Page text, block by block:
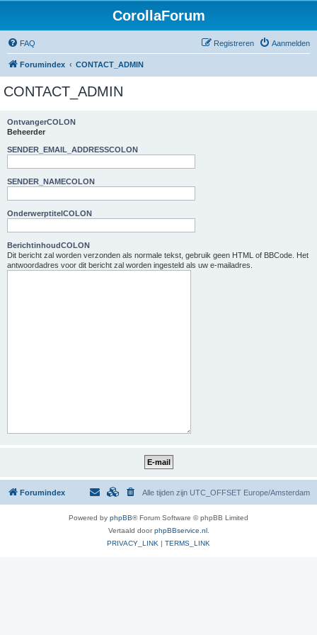
CorollaForum
FAQ Aanmelden
Registreren
Forumindex CONTACT_ADMIN
CONTACT_ADMIN
OntvangerCOLON
Beheerder
SENDER_EMAIL_ADDRESSCOLON
SENDER_NAMECOLON
OnderwerptitelCOLON
BerichtinhoudCOLON
Dit bericht zal worden verzonden als normale tekst, gebruik geen HTML of BBCode. Het
antwoordadres voor dit bericht zal worden ingesteld als uw e-mailadres.
Forumindex Alle tijden zijn UTC_OFFSET Europe/Amsterdam
Powered by phpBB® Forum Software © phpBB Limited
Vertaald doorphpBBservice.nl.
PRIVACY_LINK | TERMS_LINK